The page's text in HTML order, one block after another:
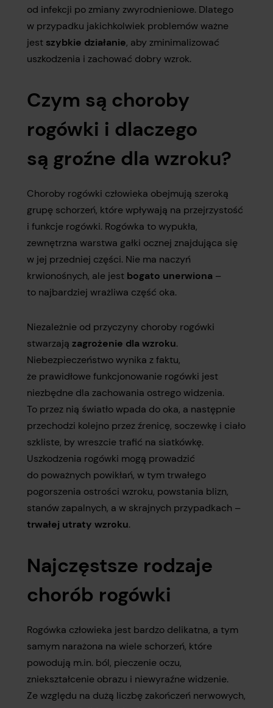
od infekcji po zmiany zwyrodnieniowe. Dlatego
w przypadku jakichkolwiek problemów ważne
jest szybkie działanie, aby zminimalizować
uszkodzenia i zachować dobry wzrok.
Czym są choroby
rogówki i dlaczego
są groźne dla wzroku?
Choroby rogówki człowieka obejmują szeroką
grupę schorzeń, które wpływają na przejrzystość
i funkcje rogówki. Rogówka to wypukła,
zewnętrzna warstwa gałki ocznej znajdująca się
w jej przedniej części. Nie ma naczyń
krwionośnych, ale jest bogato unerwiona –
to najbardziej wrażliwa część oka.
Niezależnie od przyczyny choroby rogówki
stwarzają zagrożenie dla wzroku.
Niebezpieczeństwo wynika z faktu,
że prawidłowe funkcjonowanie rogówki jest
niezbędne dla zachowania ostrego widzenia.
To przez nią światło wpada do oka, a następnie
przechodzi kolejno przez źrenicę, soczewkę i ciało
szkliste, by wreszcie trafić na siatkówkę.
Uszkodzenia rogówki mogą prowadzić
do poważnych powikłań, w tym trwałego
pogorszenia ostrości wzroku, powstania blizn,
stanów zapalnych, a w skrajnych przypadkach –
trwałej utraty wzroku.
Najczęstsze rodzaje
chorób rogówki
Rogówka człowieka jest bardzo delikatna, a tym
samym narażona na wiele schorzeń, które
powodują m.in. ból, pieczenie oczu,
zniekształcenie obrazu i niewyraźne widzenie.
Ze względu na dużą liczbę zakończeń nerwowych,